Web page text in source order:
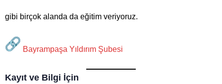
gibi birçok alanda da eğitim veriyoruz.
Bayrampaşa Yıldırım Şubesi
Kayıt ve Bilgi İçin